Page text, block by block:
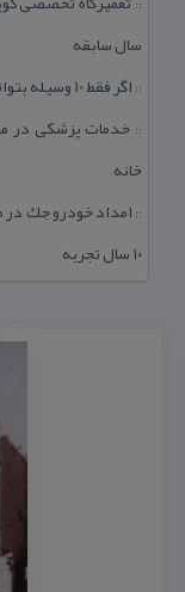
::
سال سابقه
:: اگر فقط 10 وسیله بتوانید بخرید، اولویت با كدام تجهیزات است؟
:: خدمات پزشكی در
خانه
::
۱۰ سال تجربه